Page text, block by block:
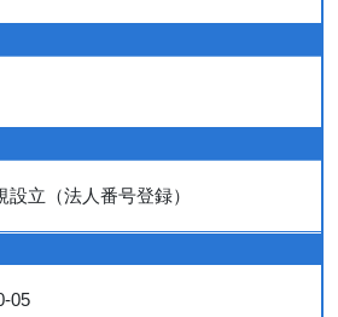
立（法人番号登録）
05